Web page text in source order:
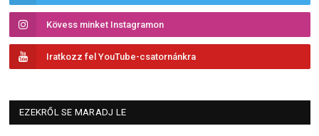
Kövess minket Instagramon
Iratkozz fel YouTube-csatornánkra
EZEKRŐL SE MARADJ LE